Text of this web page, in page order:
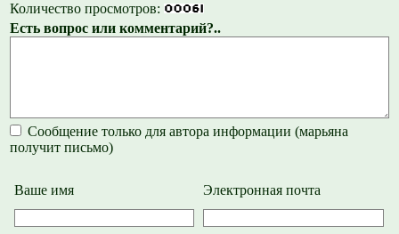
Количество просмотров:
Есть вопрос или комментарий?..
Сообщение только для автора информации (марьяна
получит письмо)
Ваше имя Электронная почта